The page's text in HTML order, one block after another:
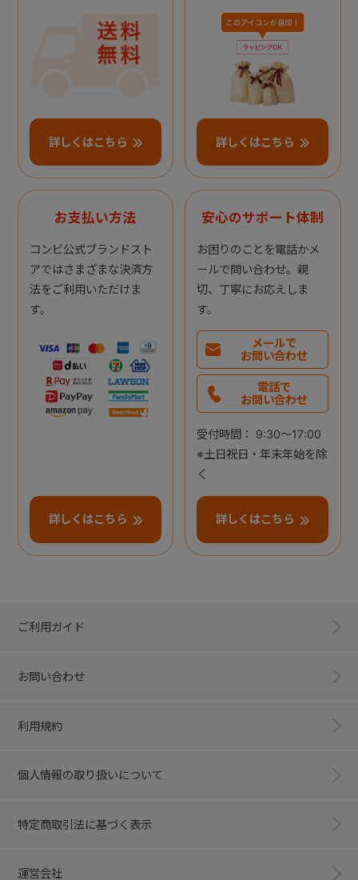
詳しくはこちら 詳しくはこちら
お支払い方法
コンビ公式ブランドスト
アではさまざまな決済方
法をご利用いただけま
す。
詳しくはこちら
安心のサポート体制
お困りのことを電話かメ
ールで問い合わせ。親
切、丁寧にお応えしま
す。
メールで
お問い合わせ
電話で
お問い合わせ
受付時間： 9:30～17:00
※土日祝日・年末年始を除
く
詳しくはこちら
ご利用ガイド
お問い合わせ
利用規約
個人情報の取り扱いについて
特定商取引法に基づく表示
運営会社